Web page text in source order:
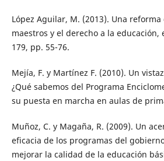
López Aguilar, M. (2013). Una
maestros y el derecho a la educación,
179, pp. 55-76.
Mejía, F. y Martínez F. (2010). Un
¿Qué sabemos del Programa
su puesta en marcha en aulas de
Muñoz, C. y Magaña, R. (2009). Un
eficacia de los programas del
mejorar la calidad de la educación